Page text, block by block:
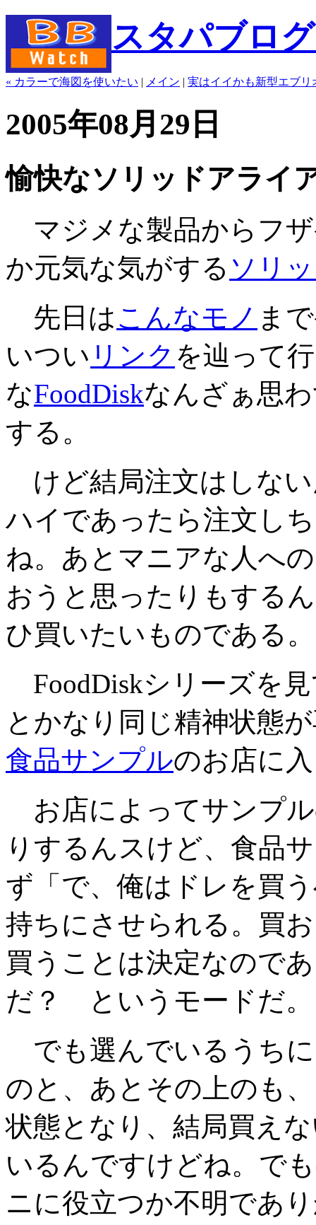
スタパブロ
« カラーで海図を使いたい | メイン | 実はイイかも新型エブリ
2005年08月29日
愉快なソリッドアライ
マジメな製品からフ
か元気な気がする ソリ
先日はこんなモノ ま
いつい リンク を辿って
なFoodDiskなんざぁ思
する。
けど結局注文はしな
ハイであったら注文し
ね。あとマニアな人へ
おうと思ったりもする
ひ買いたいものである。
FoodDiskシリーズを
とかなり同じ精神状態
食品サンプルのお店に
お店によってサンプ
りするんスけど、食品
ず「で、俺はドレを買
持ちにさせられる。買
買うことは決定なので
だ？ というモードだ。
でも選んでいるうち
のと、あとその上のも
状態となり、結局買え
いるんですけどね。で
ニに役立つか不明であ